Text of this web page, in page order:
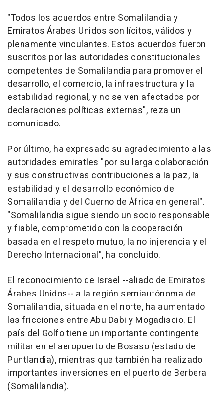
"Todos los acuerdos entre Somalilandia y
Emiratos Árabes Unidos son lícitos, válidos y
plenamente vinculantes. Estos acuerdos fueron
suscritos por las autoridades constitucionales
competentes de Somalilandia para promover el
desarrollo, el comercio, la infraestructura y la
estabilidad regional, y no se ven afectados por
declaraciones políticas externas", reza un
comunicado.
Por último, ha expresado su agradecimiento a las
autoridades emiratíes "por su larga colaboración
y sus constructivas contribuciones a la paz, la
estabilidad y el desarrollo económico de
Somalilandia y del Cuerno de África en general".
"Somalilandia sigue siendo un socio responsable
y fiable, comprometido con la cooperación
basada en el respeto mutuo, la no injerencia y el
Derecho Internacional", ha concluido.
El reconocimiento de Israel --aliado de Emiratos
Árabes Unidos-- a la región semiautónoma de
Somalilandia, situada en el norte, ha aumentado
las fricciones entre Abu Dabi y Mogadiscio. El
país del Golfo tiene un importante contingente
militar en el aeropuerto de Bosaso (estado de
Puntlandia), mientras que también ha realizado
importantes inversiones en el puerto de Berbera
(Somalilandia).